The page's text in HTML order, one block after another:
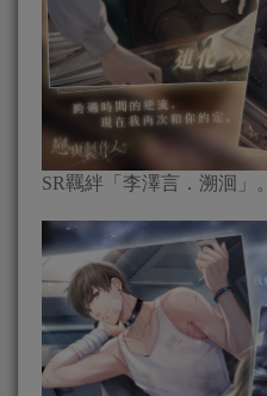
SR羈絆「李澤言．溯洄」。